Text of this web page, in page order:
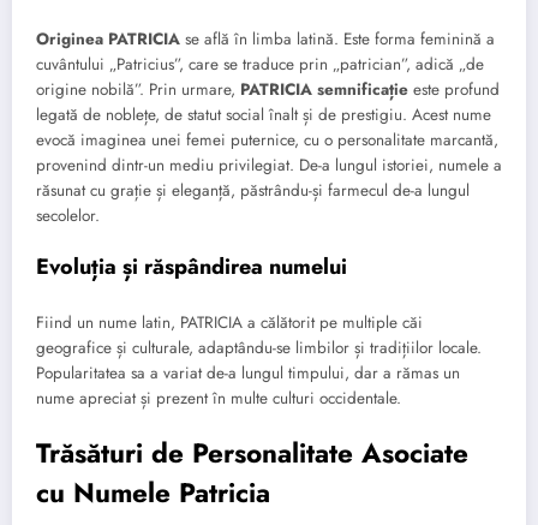
Originea PATRICIA se află în limba latină. Este forma feminină a
cuvântului „Patricius”, care se traduce prin „patrician”, adică „de
origine nobilă”. Prin urmare, PATRICIA semnificație este profund
legată de noblețe, de statut social înalt și de prestigiu. Acest nume
evocă imaginea unei femei puternice, cu o personalitate marcantă,
provenind dintr-un mediu privilegiat. De-a lungul istoriei, numele a
răsunat cu grație și eleganță, păstrându-și farmecul de-a lungul
secolelor.
Evoluția și răspândirea numelui
Fiind un nume latin, PATRICIA a călătorit pe multiple căi
geografice și culturale, adaptându-se limbilor și tradițiilor locale.
Popularitatea sa a variat de-a lungul timpului, dar a rămas un
nume apreciat și prezent în multe culturi occidentale.
Trăsături de Personalitate Asociate
cu Numele Patricia